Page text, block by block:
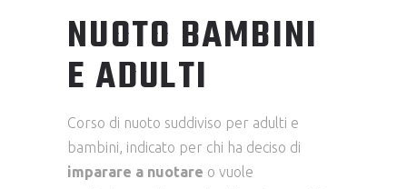
NUOTO BAMBINI
E ADULTI
Corso di nuoto suddiviso per adulti e
bambini, indicato per chi ha deciso di
imparare a nuotare o vuole